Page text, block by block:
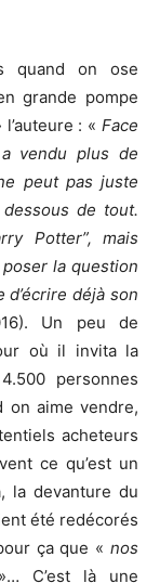
quand on ose
grande pompe
l’auteure : «Face
vendu plus de
peut pas juste
de tout.
Potter”, mais
la question
déjà son
Un peu de
où il invita la
personnes
on aime vendre,
acheteurs
ce qu’est un
la devanture du
été redécorés
ça que « nos
»… C’est là une